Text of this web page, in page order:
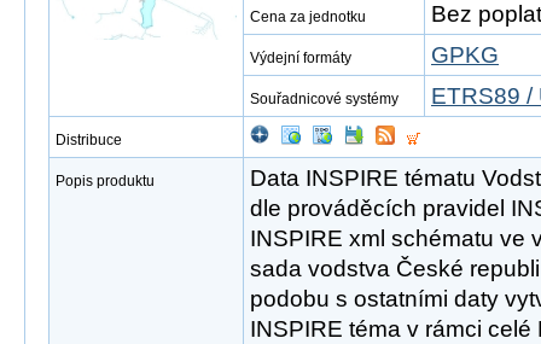
Cena za jednotku Bez
Výdejní formáty GPKG
Souřadnicové systémy ETRS89 /
Distribuce
Popis produktu
Data INSPIRE tématu
dle prováděcích pravidel
INSPIRE xml schématu ve
sada vodstva České
podobu s ostatními daty
INSPIRE téma v rámci